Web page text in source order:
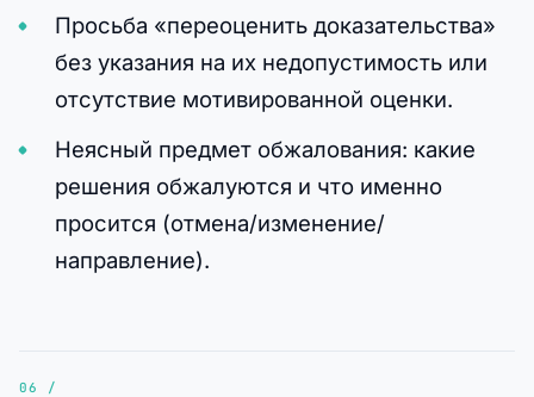
Просьба «переоценить доказательства»
без указания на их недопустимость или
отсутствие мотивированной оценки.
Неясный предмет обжалования: какие
решения обжалуются и что именно
просится (отмена/изменение/
направление).